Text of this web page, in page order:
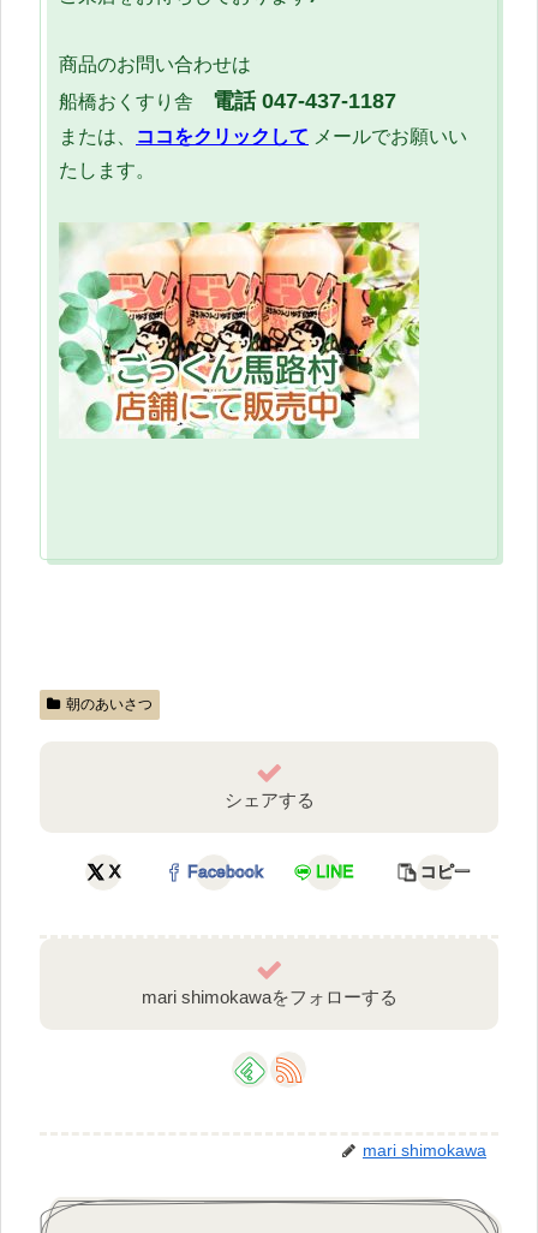
商品のお問い合わせは
船橋おくすり舎 電話 047-437-1187
または、 ココをクリックして メールでお願いい
たします。
朝のあいさつ
シェアする
X Facebook LINE コピー
mari shimokawaをフォローする
mari shimokawa